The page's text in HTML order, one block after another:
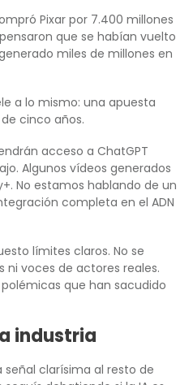
Pixar por 7.400 millones
que se habían vuelto
miles de millones en
a lo mismo: una apuesta
cinco años.
acceso a ChatGPT
Algunos vídeos generados
No estamos hablando de un
completa en el ADN
límites claros. No se
ni voces de actores reales.
que han sacudido
industria
clarísima al resto de